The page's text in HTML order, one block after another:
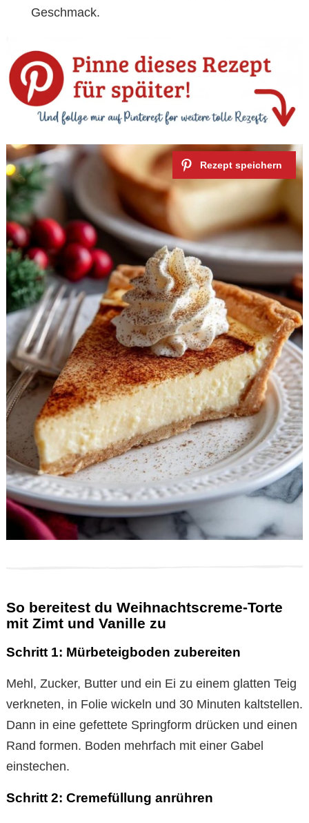
Geschmack.
So bereitest du Weihnachtscreme-Torte
mit Zimt und Vanille zu
Schritt 1: Mürbeteigboden zubereiten
Mehl, Zucker, Butter und ein Ei zu einem glatten Teig
verkneten, in Folie wickeln und 30 Minuten kaltstellen.
Dann in eine gefettete Springform drücken und einen
Rand formen. Boden mehrfach mit einer Gabel
einstechen.
Schritt 2: Cremefüllung anrühren